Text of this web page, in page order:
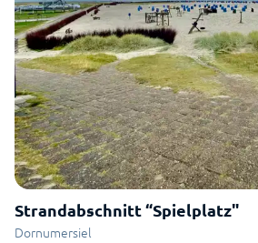
Strandabschnitt “Spielplatz"
Dornumersiel